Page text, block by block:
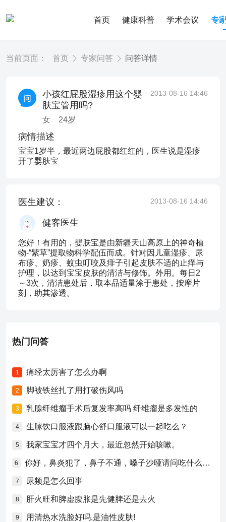
首页 健康科普 学术会议 专
当前页面： 首页 专家问答 问答详情
小孩红屁股湿疹用这个婴
肤宝管用吗?
女 24岁
2013-08-16 14:46
病情描述
宝宝1岁半，最近两边屁股都红红的，医生说是湿疹
开了婴肤宝
医生建议： 2013-08-16 14:46
健客医生
您好！有用的，婴肤宝是由新疆天山高原上的神奇植
物-“紫草”提取物科学配伍而成。针对因儿童湿疹、尿
布疹、奶疹、蚊虫叮咬及痱子引起皮肤不适的止痒与
护理，以达到宝宝皮肤的清洁与修饰。外用。每日2
～3次，清洁患处后，取本品适量涂于患处，按摩片
刻，助其渗透。
热门问答
1 痛经太厉害了怎么办啊
2 脚被铁丝扎了用打破伤风吗
3 乳腺纤维瘤手术后复发率高吗 纤维瘤是多发性的
4 生脉饮口服液跟脑心舒口服液可以一起吃么？
5 我家宝宝才四个月大，最近忽然开始咳嗽。
6 你好，鼻炎犯了，鼻子不通，嗓子沙哑请问吃什么药比较好？
7 尿频是怎么回事
8 肝火旺和脾虚腹胀是先健脾还是去火
9 用清热水洗脸好吗,是油性皮肤!